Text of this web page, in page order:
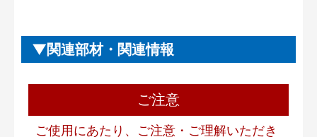
関連部材・関連情報
ご注意
ご使用にあたり、ご注意・ご理解いただき